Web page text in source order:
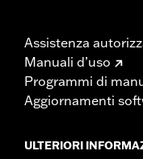
Assistenza
Manuali d’uso
Programmi di
Aggiornamenti
ULTERIORI